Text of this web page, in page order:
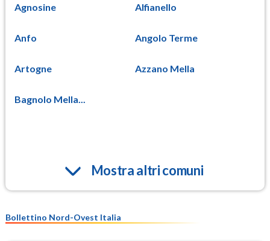
Agnosine Alfianello
Anfo Angolo Terme
Artogne Azzano Mella
Bagnolo Mella...
Mostra altri comuni
Bollettino Nord-Ovest Italia